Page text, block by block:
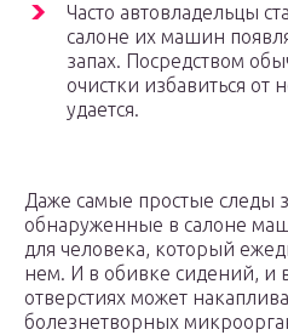
Часто автовладельцы
салоне их машин
запах. Посредством
очистки избавиться от
удается.
Даже самые простые следы
обнаруженные в салоне
для человека, который
нем. И в обивке сидений, и
отверстиях может
болезнетворных